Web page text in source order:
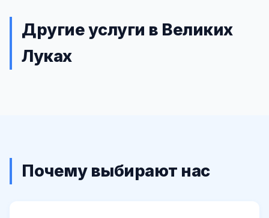
Другие услуги в Великих
Луках
Почему выбирают нас